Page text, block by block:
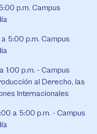
p.m. Campus
5:00 p.m. Campus
1:00 p.m. - Campus
al Derecho, las
Internacionales
a 5:00 p.m. - Campus